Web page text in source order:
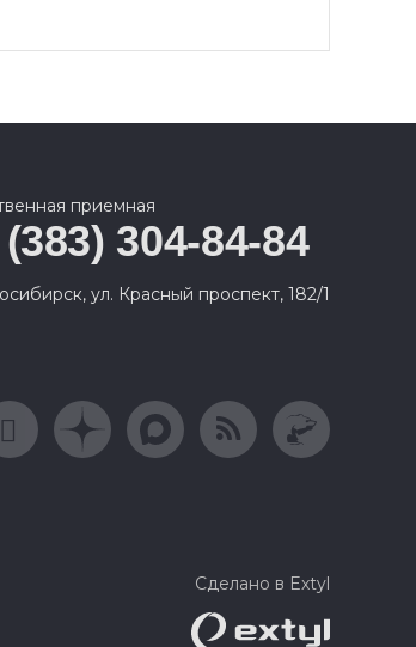
приемная
304-84-84
ул. Красный проспект, 182/1
Сделано в Extyl